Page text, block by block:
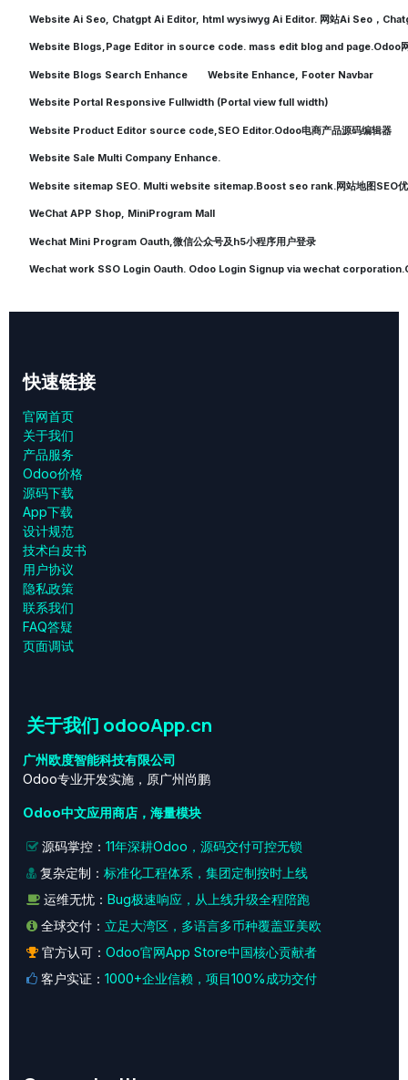
Website Ai Seo, Chatgpt Ai Editor, html wysiwyg Ai Editor. 网站Ai Seo，
Website Blogs,Page Editor in source code. mass edit blog and page.Odoo网
Website Blogs Search Enhance Website Enhance, Footer Navbar
Website Portal Responsive Fullwidth (Portal view full width)
Website Product Editor source code,SEO Editor.Odoo电商产品源码编辑器
Website Sale Multi Company Enhance.
Website sitemap SEO. Multi website sitemap.Boost seo rank.网站地图SEO
WeChat APP Shop, MiniProgram Mall
Wechat Mini Program Oauth,微信公众号及h5小程序用户登录
Wechat work SSO Login Oauth. Odoo Login Signup via wechat
快速链接
官网首页
关于我们
产品服务
Odoo价格
源码下载
App下载
设计规范
技术白皮书
用户协议
‎隐私政策‎
联系我们
FAQ答疑
页面调试
关于我们 odooApp.cn
广州欧度智能科技有限公司
Odoo专业开发实施，原广州尚鹏
Odoo中文应用商店，海量模块
源码掌控： 11年深耕Odoo，源码交付可控无锁
复杂定制： 标准化工程体系，集团定制按时上线
运维无忧： Bug极速响应，从上线升级全程陪跑
全球交付： 立足大湾区，多语言多币种覆盖亚美欧
官方认可： Odoo官网App Store中国核心贡献者
客户实证： 1000+企业信赖，项目100%成功交付